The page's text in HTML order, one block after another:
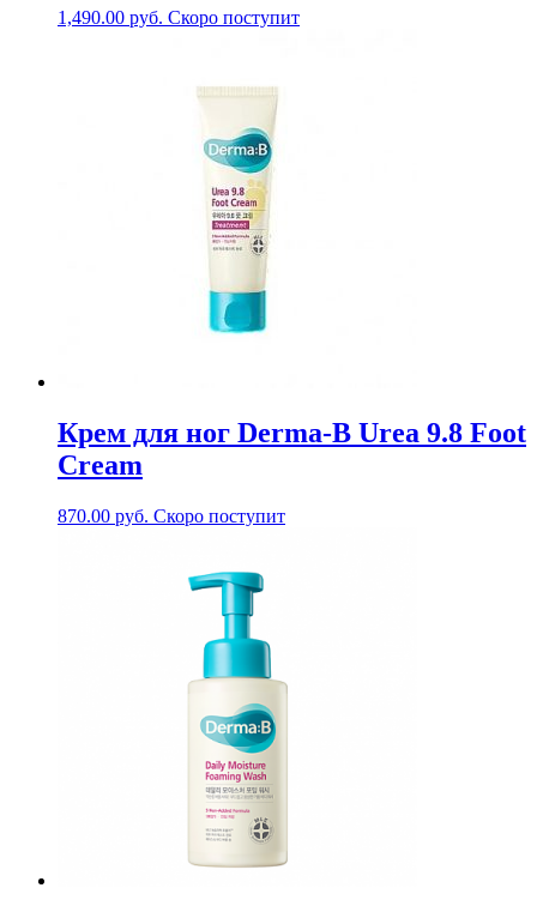
1,490.00 руб. Скоро поступит
Крем для ног Derma-B Urea 9.8 Foot
Cream
870.00 руб. Скоро поступит